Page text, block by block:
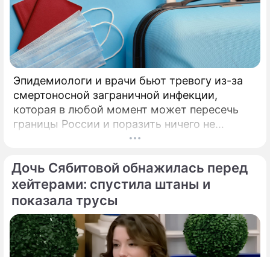
Эпидемиологи и врачи бьют тревогу из-за
смертоносной заграничной инфекции,
которая в любой момент может пересечь
границы России и поразить ничего не
подозревающих граждан. Россию
угрозе: в страну могут завезти неизлечимый
и смертоносный вирус Бурбон.
Дочь Сябитовой обнажилась перед
хейтерами: спустила штаны и
показала трусы